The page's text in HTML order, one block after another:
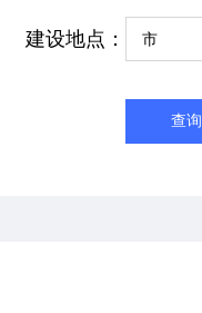
建设地点：
查询